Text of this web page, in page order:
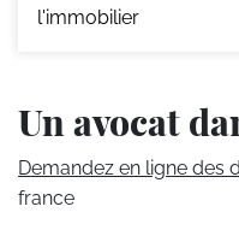
l'immobilier
Un avocat
Demandez en ligne des
france